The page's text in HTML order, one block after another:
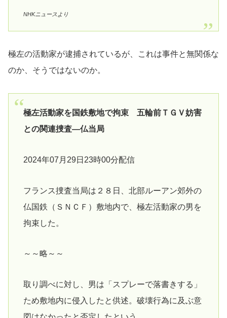
NHKニュースより
極左の活動家が逮捕されているが、これは事件と無関係な
のか、そうではないのか。
極左活動家を国鉄敷地で拘束 五輪前ＴＧＶ妨害
との関連捜査―仏当局
2024年07月29日23時00分配信
フランス捜査当局は２８日、北部ルーアン郊外の
仏国鉄（ＳＮＣＦ）敷地内で、極左活動家の男を
拘束した。
～～略～～
取り調べに対し、男は「スプレーで落書きする」
ため敷地内に侵入したと供述。破壊行為に及ぶ意